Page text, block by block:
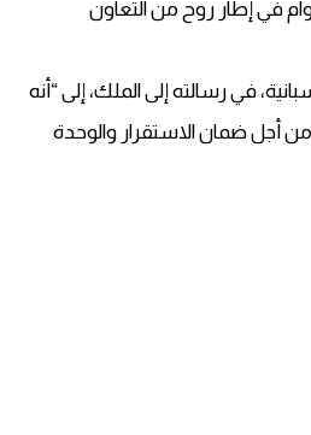
في إطار روح من التعاون
في رسالته إلى الملك، إلى “أنه
أجل ضمان الاستقرار والوحدة